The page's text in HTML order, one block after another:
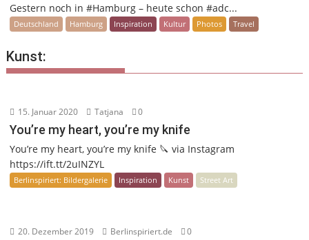
Gestern noch in #Hamburg – heute schon #adc...
Deutschland Hamburg Inspiration Kultur Photos Travel
Kunst:
15. Januar 2020 Tatjana 0
You’re my heart, you’re my knife
You’re my heart, you’re my knife 🔪 via Instagram
https://ift.tt/2uINZYL
Berlinspiriert: Bildergalerie Inspiration Kunst Street Art
20. Dezember 2019 Berlinspiriert.de 0